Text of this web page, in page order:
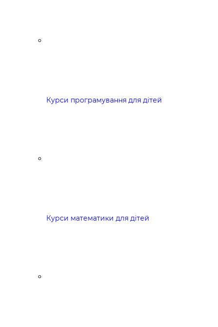
Курси програмування для дітей
Курси математики для дітей